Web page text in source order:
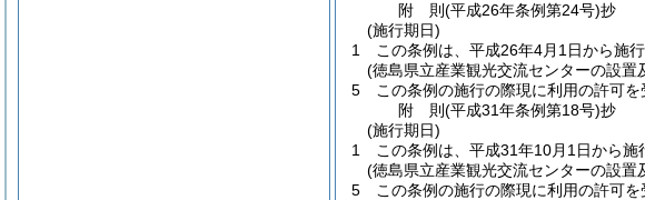
附 則(平成26年条例第24号)抄
(施行期日)
1
この条例は、平成26年4月1日から施行
(徳島県立産業観光交流センターの設
5
この条例の施行の際現に利用の許可
附 則(平成31年条例第18号)抄
(施行期日)
1
この条例は、平成31年10月1日から施
(徳島県立産業観光交流センターの設
5
この条例の施行の際現に利用の許可